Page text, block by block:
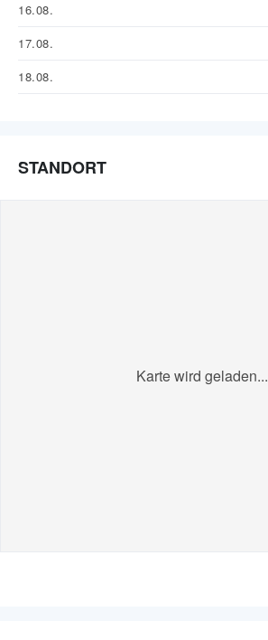
16.08.
17.08.
18.08.
STANDORT
Karte wird geladen...